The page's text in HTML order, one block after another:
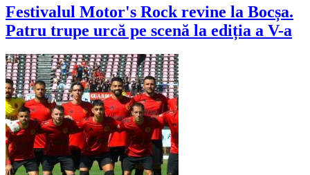
Festivalul Motor's Rock revine la Bocșa.
Patru trupe urcă pe scenă la ediția a V-a